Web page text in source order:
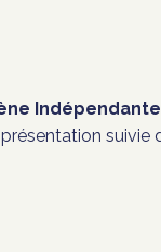
suivie